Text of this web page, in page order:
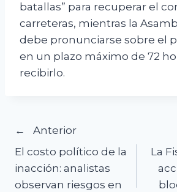
batallas” para recuperar el
carreteras, mientras la
debe pronunciarse sobre el
en un plazo máximo de 72
recibirlo.
Navegación
de
Anterior
El costo político de la
inacción: analistas
observan riesgos en
La